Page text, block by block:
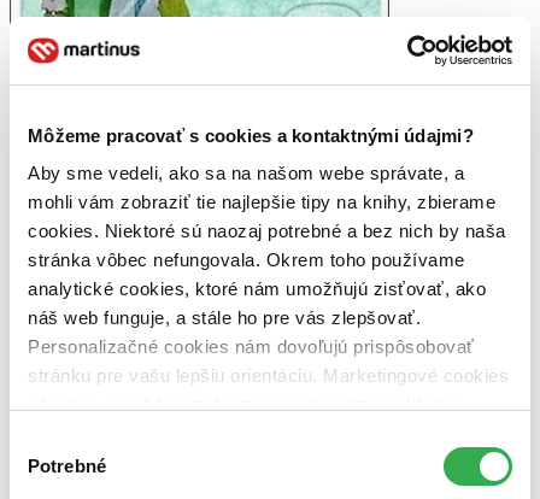
Môžeme pracovať s cookies a kontaktnými údajmi?
Aby sme vedeli, ako sa na našom webe správate, a
mohli vám zobraziť tie najlepšie tipy na knihy, zbierame
cookies. Niektoré sú naozaj potrebné a bez nich by naša
stránka vôbec nefungovala. Okrem toho používame
analytické cookies, ktoré nám umožňujú zisťovať, ako
náš web funguje, a stále ho pre vás zlepšovať.
Personalizačné cookies nám dovoľujú prispôsobovať
stránku pre vašu lepšiu orientáciu. Marketingové cookies
nám pomohlo, keby sme mohli používať všetky tieto
súhlasu
Potrebné
CZ
Jiří Trnka
Uvnitř přání není natištěn žádný text, dodáváme s obálkou...
Vypredané
Ach, mrzí nás to, z tohto produktu sa už predali všetky kusy a
nemáme ho na sklade my ani distribútor :( Teoreticky však
môžete mať šťastie v niektorých iných obchodoch, ktoré ešte
nepredali posledné kusy.
Pridať do zoznamu
Náš pomocník Sherlock vám ju s radosťou vypátra!